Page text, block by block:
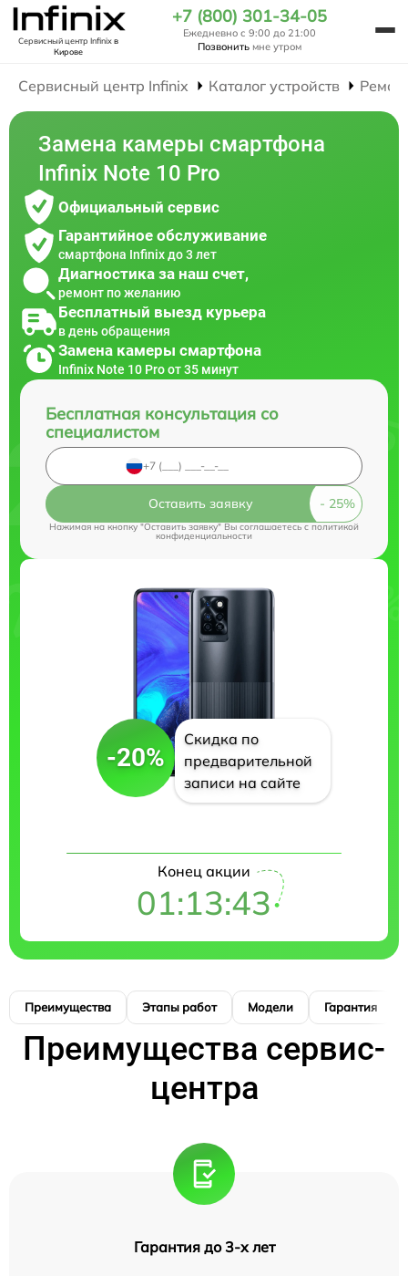
Сервисный центр Infinixв
Кирове
+7 (800) 301-34-05
Ежедневно с 9:00 до 21:00
Позвонить мне утром
Сервисный центр Infinix Каталог устройств
Замена камеры смартфона
Infinix Note 10 Pro
Официальный сервис
Гарантийное обслуживание
смартфона Infinix до 3 лет
Диагностика за наш счет,
ремонт по желанию
Бесплатный выезд курьера
в день обращения
Замена камеры смартфона
Infinix Note 10 Pro от 35 минут
Бесплатная консультация со
специалистом
Оставить заявку
Нажимая на кнопку "Оставить заявку" Вы соглашаетесь cполитикой
конфиденциальности
-20%
Скидка по
предварительной
записи на сайте
Конец акции
01:13:41
Преимущества Этапы работ Модели Гарантия
Преимущества сервис-
центра
Гарантия до 3-х лет